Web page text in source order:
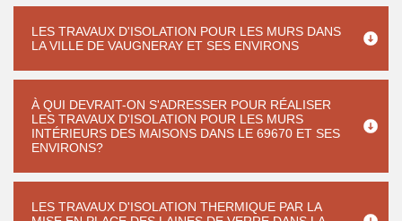
LES TRAVAUX D'ISOLATION POUR LES MURS DANS
LA VILLE DE VAUGNERAY ET SES ENVIRONS
À QUI DEVRAIT-ON S'ADRESSER POUR RÉALISER
LES TRAVAUX D'ISOLATION POUR LES MURS
INTÉRIEURS DES MAISONS DANS LE 69670 ET SES
ENVIRONS?
LES TRAVAUX D'ISOLATION THERMIQUE PAR LA